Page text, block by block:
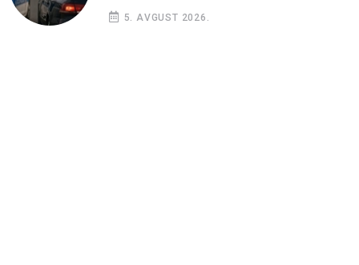
5. AVGUST 2026.